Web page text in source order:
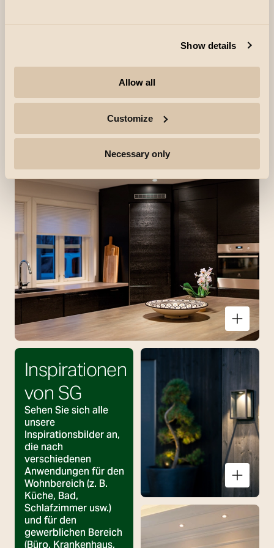
Show details
Allow all
Customize
Necessary only
Ausgewählte inspirierende
Küche
Inspirationen
von SG
Sehen Sie sich alle
unsere
Inspirationsbilder an,
die nach
verschiedenen
Anwendungen für den
Wohnbereich (z. B.
Küche, Bad,
Schlafzimmer usw.)
und für den
gewerblichen Bereich
(Büro, Krankenhaus,